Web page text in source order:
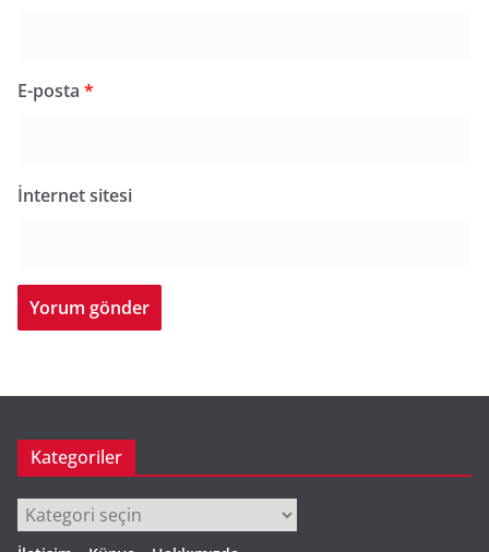
E-posta *
İnternet sitesi
Kategoriler
Kategoriler